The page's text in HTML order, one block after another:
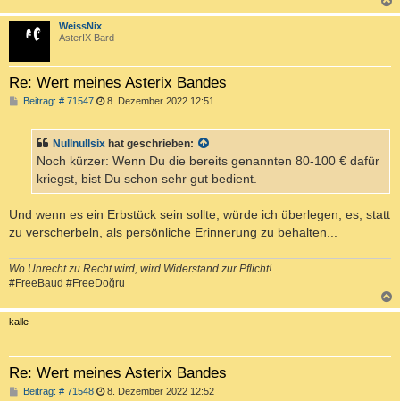
a
WeissNix
AsterIX Bard
Re: Wert meines Asterix Bandes
Beitrag: # 71547B
r
a
8. Dezember 2022 12:51
Nullnullsix hat geschrieben:
Noch kürzer: Wenn Du die bereits genannten 80-100 € dafür
kriegst, bist Du schon sehr gut bedient.
Und wenn es ein Erbstück sein sollte, würde ich überlegen, es, statt
zu verscherbeln, als persönliche Erinnerung zu behalten...
Wo Unrecht zu Recht wird, wird Widerstand zur Pflicht!
#FreeBaud #FreeDoğru
a
kalle
Re: Wert meines Asterix Bandes
Beitrag: # 71548B 8. Dezember 2022 12:52